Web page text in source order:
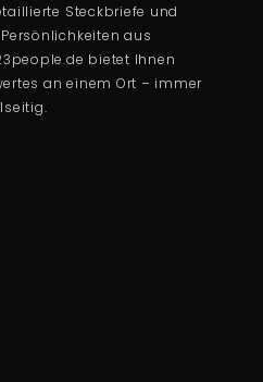
Steckbriefe und
aus
bietet Ihnen
an einem Ort – immer